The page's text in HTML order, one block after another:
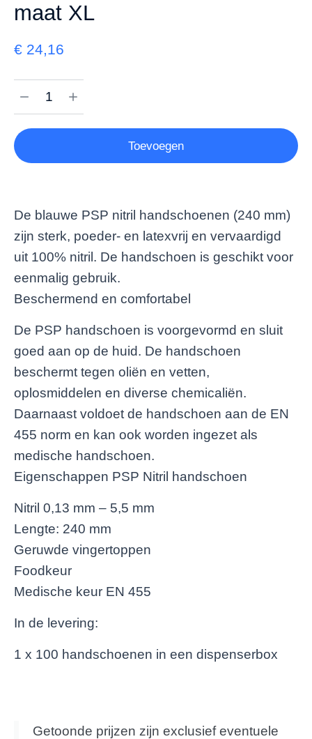
maat XL
€ 24,16
Toevoegen
De blauwe PSP nitril handschoenen (240 mm)
zijn sterk, poeder- en latexvrij en vervaardigd
uit 100% nitril. De handschoen is geschikt voor
eenmalig gebruik.
Beschermend en comfortabel
De PSP handschoen is voorgevormd en sluit
goed aan op de huid. De handschoen
beschermt tegen oliën en vetten,
oplosmiddelen en diverse chemicaliën.
Daarnaast voldoet de handschoen aan de EN
455 norm en kan ook worden ingezet als
medische handschoen.
Eigenschappen PSP Nitril handschoen
Nitril 0,13 mm – 5,5 mm
Lengte: 240 mm
Geruwde vingertoppen
Foodkeur
Medische keur EN 455
In de levering:
1 x 100 handschoenen in een dispenserbox
Getoonde prijzen zijn exclusief eventuele